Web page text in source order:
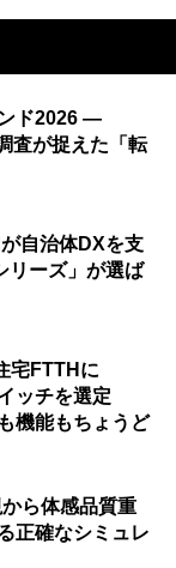
ド2026 ―
査が捉えた「転
自治体DXを支
リーズ」が選ば
宅FTTHに
ッチを選定
機能もちょうど
ら体感品質重
正確なシミュレ